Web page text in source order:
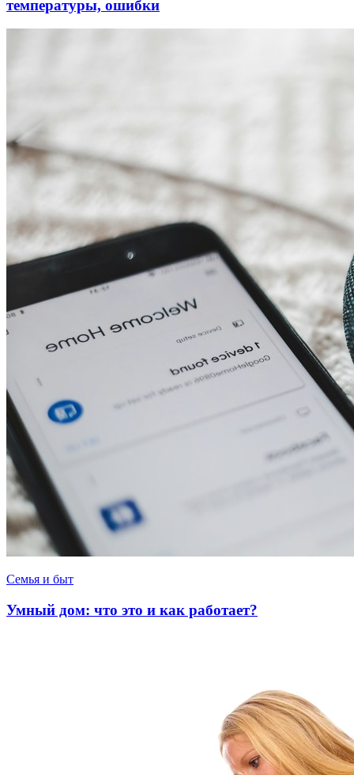
температуры, ошибки
Семья и быт
Умный дом: что это и как работает?